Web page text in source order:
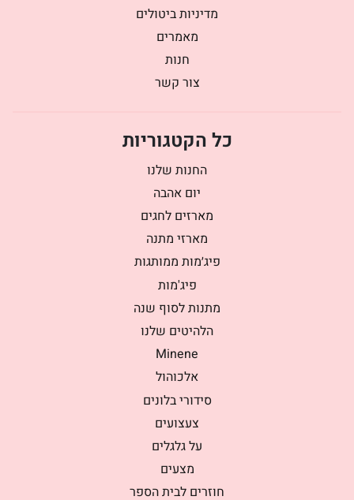
מדיניות ביטולים
מאמרים
חנות
צור קשר
כל הקטגוריות
החנות שלנו
יום אהבה
מארזים לחגים
מארזי מתנה
פיג׳מות ממותגות
פיג'מות
מתנות לסוף שנה
הלהיטים שלנו
Minene
אלכוהול
סידורי בלונים
צעצועים
על גלגלים
מצעים
חוזרים לבית הספר